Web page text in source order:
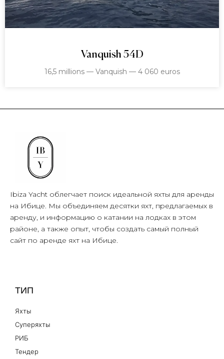
Vanquish 54D
16,5 millions — Vanquish — 4 060 euros
Ibiza Yacht облегчает поиск идеальной яхты для аренды
на Ибице. Мы объединяем десятки яхт, предлагаемых в
аренду, и информацию о катании на лодках в этом
районе, а также опыт, чтобы создать самый полный
сайт по аренде яхт на Ибице.
ТИП
Яхты
Суперяхты
РИБ
Тендер